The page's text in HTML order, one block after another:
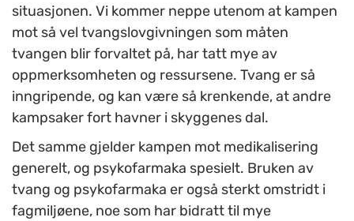
situasjonen. Vi kommer neppe utenom at kampen
mot så vel tvangslovgivningen som måten
tvangen blir forvaltet på, har tatt mye av
oppmerksomheten og ressursene. Tvang er så
inngripende, og kan være så krenkende, at andre
kampsaker fort havner i skyggenes dal.
Det samme gjelder kampen mot medikalisering
generelt, og psykofarmaka spesielt. Bruken av
tvang og psykofarmaka er også sterkt omstridt i
fagmiljøene, noe som har bidratt til mye